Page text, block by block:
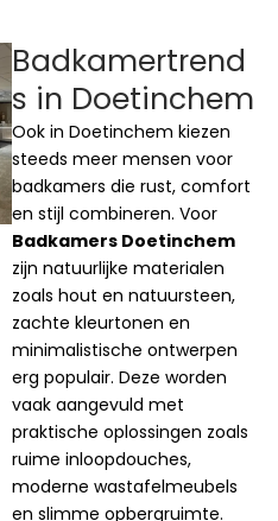
Badkamertrend
s in Doetinchem
Ook in Doetinchem kiezen
steeds meer mensen voor
badkamers die rust, comfort
en stijl combineren. Voor
Badkamers Doetinchem
zijn natuurlijke materialen
zoals hout en natuursteen,
zachte kleurtonen en
minimalistische ontwerpen
erg populair. Deze worden
vaak aangevuld met
praktische oplossingen zoals
ruime inloopdouches,
moderne wastafelmeubels
en slimme opbergruimte.